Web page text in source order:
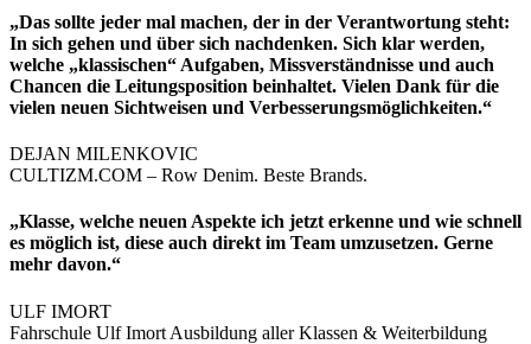
„Das sollte jeder mal machen, der in der Verantwortung steht:
In sich gehen und über sich nachdenken. Sich klar werden,
welche „klassischen“ Aufgaben, Missverständnisse und auch
Chancen die Leitungsposition beinhaltet. Vielen Dank für die
vielen neuen Sichtweisen und Verbesserungsmöglichkeiten.“
DEJAN MILENKOVIC
CULTIZM.COM – Row Denim. Beste Brands.
„Klasse, welche neuen Aspekte ich jetzt erkenne und wie schnell
es möglich ist, diese auch direkt im Team umzusetzen. Gerne
mehr davon.“
ULF IMORT
Fahrschule Ulf Imort Ausbildung aller Klassen & Weiterbildung